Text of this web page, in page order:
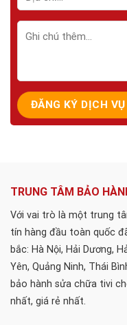
TRUNG TÂM BẢO
Với vai trò là một trung
tín hàng đầu toàn quốc
bắc: Hà Nội, Hải Dương,
Yên, Quảng Ninh, Thái
bảo hành sửa chữa tivi
nhất, giá rẻ nhất.